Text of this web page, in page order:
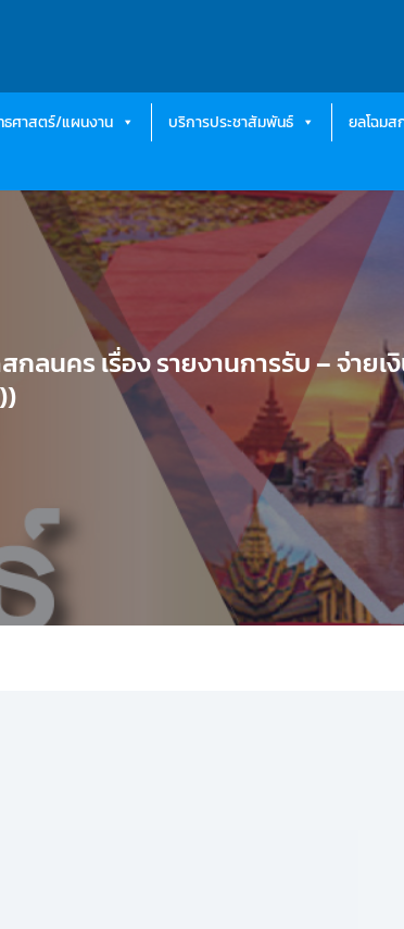
ธศาสตร์/แผนงาน บริการประชาสัมพันธ์ ยลโฉม
ลนคร เรื่อง รายงานการรับ – จ่าย